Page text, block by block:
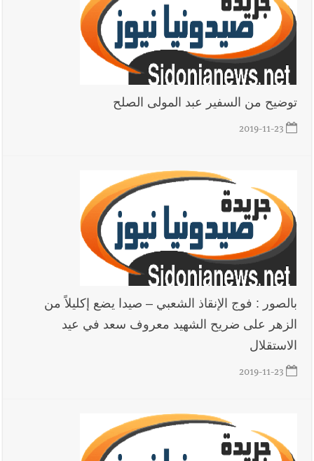
توضيح من السفير عبد المولى الصلح
2019-11-23
بالصور : فوج الإنقاذ الشعبي – صيدا يضع إكليلاً من
الزهر على ضريح الشهيد معروف سعد في عيد
الاستقلال
2019-11-23